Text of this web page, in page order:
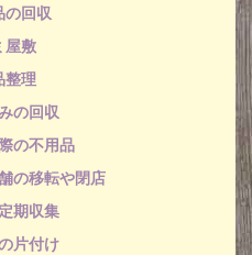
の回収
屋敷
整理
の回収
の不用品
の移転や閉店
期収集
片付け